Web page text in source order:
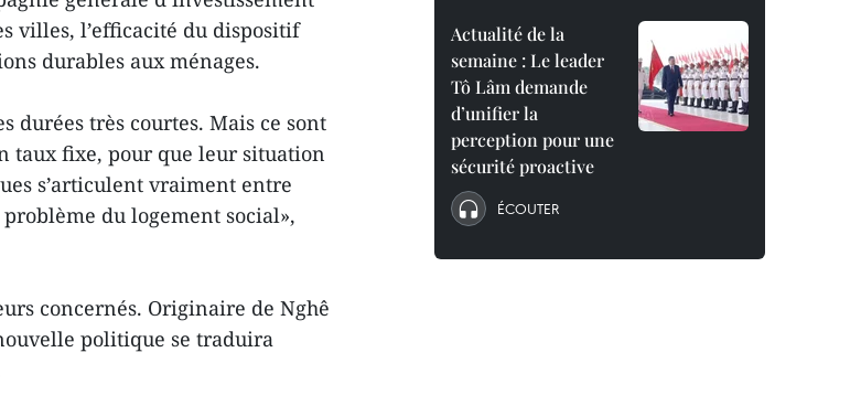
villes, l’efficacité du dispositif
durables aux ménages.
durées très courtes. Mais ce sont
taux fixe, pour que leur situation
s’articulent vraiment entre
du logement social»,
concernés. Originaire de Nghê
politique se traduira
Actualité de la
semaine : Le leader
Tô Lâm demande
d’unifier la
perception pour une
sécurité proactive
ÉCOUTER